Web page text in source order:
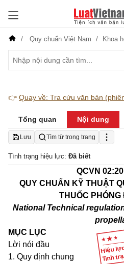
Quy chuẩn Việt Nam Khoa
👉 Quay về: Tra cứu văn bản
Tổng quan Nội dung
Lưu Tìm từ trong trang
Tình trạng hiệu lực: Đã biết
Hiệu
Tình
QCVN
QUY CHUẨN KỸ THUẬT
THUỐC
National Technical regulati
MỤC LỤC
Lời nói đầu
1. Quy định chung